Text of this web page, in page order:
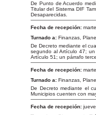
De Punto de Acuerdo
Titular del Sistema DIF
Desaparecidas.
Fecha de recepción:
Turnado a: Finanzas,
De Decreto mediante el
segundo al Artículo 47;
Artículo 51; un párrafo
Fecha de recepción:
Turnado a: Finanzas,
De Decreto mediante el
Municipios cuenten con
Fecha de recepción: